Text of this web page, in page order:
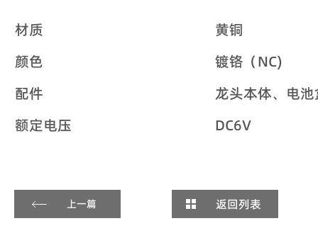
材质
黄铜
颜色
镀铬（NC)
配件
龙头本体、电
额定电压
DC6V
上一篇 返回列表